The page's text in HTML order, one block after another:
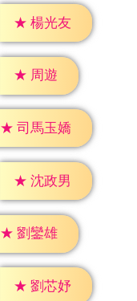
★ 楊光友
★ 周遊
★ 司馬玉嬌
★ 沈政男
★ 劉鑾雄
★ 劉芯妤